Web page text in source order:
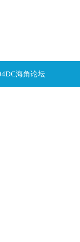
海角论坛